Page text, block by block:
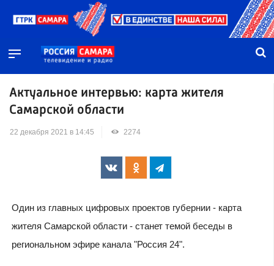
Актуальное интервью: карта жителя
Самарской области
22 декабря 2021 в 14:45 2274
Один из главных цифровых проектов губернии - карта
жителя Самарской области - станет темой беседы в
региональном эфире канала "Россия 24".